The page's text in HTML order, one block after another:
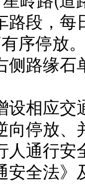
段，每
序停放
侧路缘
相应交
向停放
人通行
安全法